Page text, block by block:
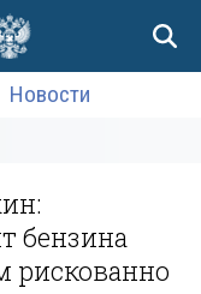
Новости
бензина
рискованно